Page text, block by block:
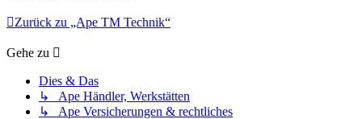
Zurück zu „Ape TM Technik“
Gehe zu
Dies & Das
↳ Ape Händler, Werkstätten
↳ Ape Versicherungen & rechtliches